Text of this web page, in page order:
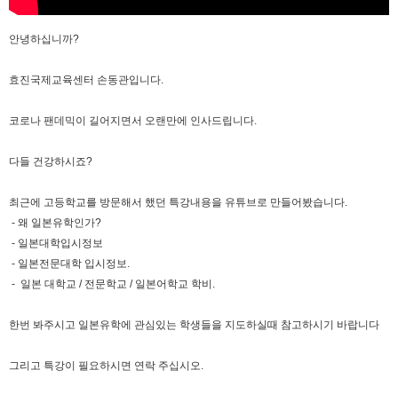
안녕하십니까?
효진국제교육센터 손동관입니다.
코로나 팬데믹이 길어지면서 오랜만에 인사드립니다.
다들 건강하시죠?
최근에 고등학교를 방문해서 했던 특강내용을 유튜브로 만들어봤습니다.
- 왜 일본유학인가?
- 일본대학입시정보
- 일본전문대학 입시정보.
- 일본 대학교 / 전문학교 / 일본어학교 학비.
한번 봐주시고 일본유학에 관심있는 학생들을 지도하실때 참고하시기 바랍니다
그리고 특강이 필요하시면 연락 주십시오.